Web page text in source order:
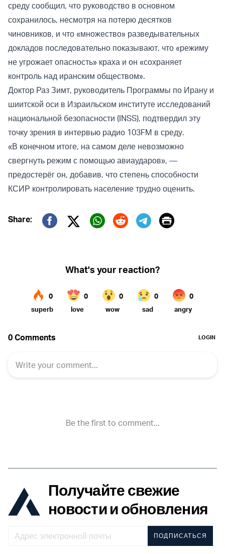
среду сообщил, что руководство в основном
сохранилось, несмотря на потерю десятков
чиновников, и что «множество» разведывательных
докладов последовательно показывают, что «режиму
не угрожает опасность» краха и он «сохраняет
контроль над иранским обществом».
Доктор Раз Зимт, руководитель Программы по Ирану и
шиитской оси в Израильском институте исследований
национальной безопасности (INSS), подтвердил эту
точку зрения в интервью радио 103FM в среду.
«В конечном итоге, на самом деле невозможно
свергнуть режим с помощью авиаударов», —
предостерёг он, добавив, что степень способности
КСИР контролировать население трудно оценить.
Share:
Twitter (X)
Print
Получайте свежие
новости и обновления
ПОДПИСАТЬСЯ